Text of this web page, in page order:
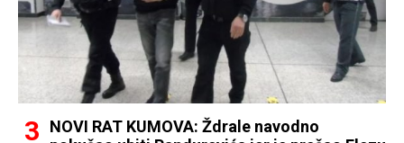
NOVI RAT KUMOVA: Ždrale navodno